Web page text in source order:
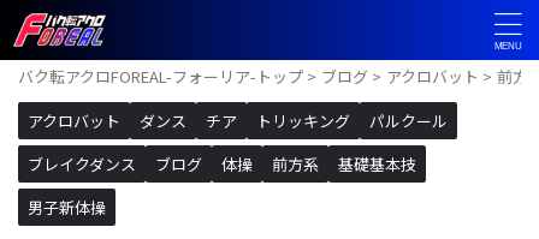
バク転アクロFOREAL-フォーリア-トップ > ブログ > アクロバット > 前方
アクロバット
ダンス チア トリッキング
パルクール
ブレイクダンス
ブログ 体操 前方系
基礎基本技
男子新体操